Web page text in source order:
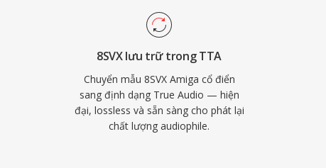
codec mới hơn như
âm thanh không
coi trọng sự đơn giản8SVX lưu trữ trong TTA
Chuyển mẫu 8SVX Amiga cổ điển
sang định dạng True Audio — hiện
đại, lossless và sẵn sàng cho phát lại
chất lượng audiophile.